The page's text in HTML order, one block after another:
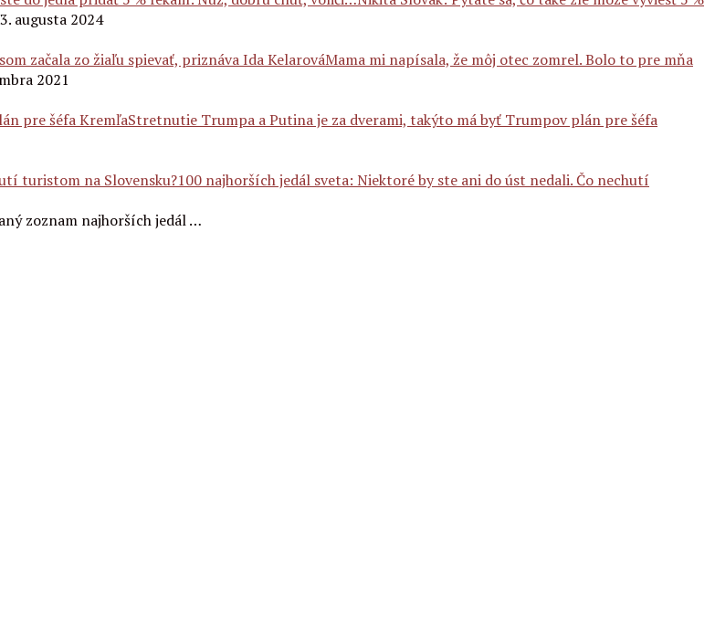
augusta 2024
Mama mi napísala, že môj otec zomrel. Bolo to pre mňa
2021
Stretnutie Trumpa a Putina je za dverami, takýto má byť Trumpov plán pre šéfa
100 najhorších jedál sveta: Niektoré by ste ani do úst nedali. Čo nechutí
zoznam najhorších jedál …